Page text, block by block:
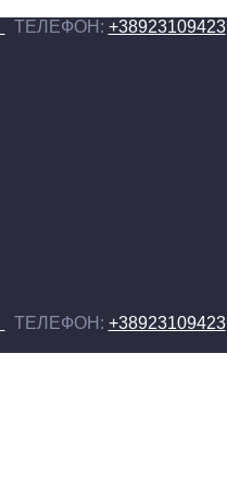
ТЕЛЕФОН: +38923109423
ТЕЛЕФОН: +38923109423